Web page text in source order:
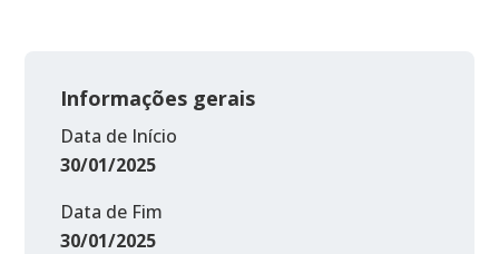
Informações gerais
Data de Início
30/01/2025
Data de Fim
30/01/2025